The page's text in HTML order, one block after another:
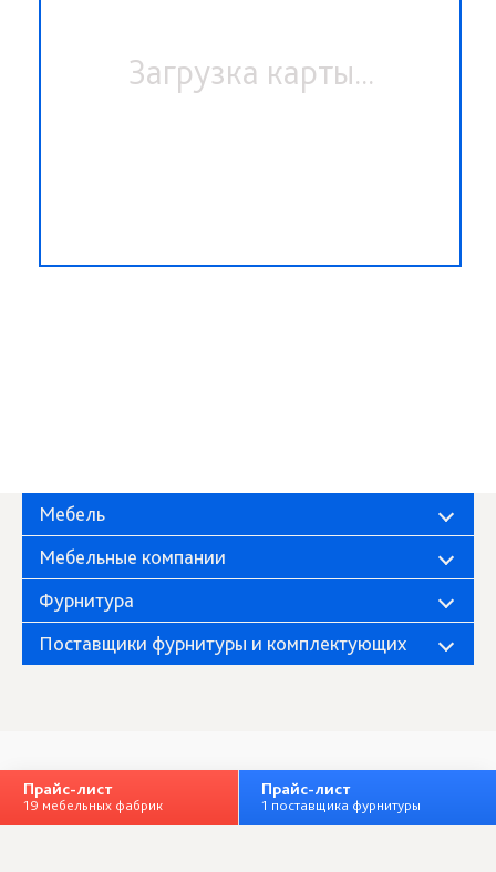
Загрузка карты...
Мебель
Мебельные компании
Фурнитура
Поставщики фурнитуры и комплектующих
Фабрика «Миндаль» О компании
Полная версия Личный кабинет
Прайс-лист
19 мебельных фабрик
Прайс-лист
1 поставщика фурнитуры